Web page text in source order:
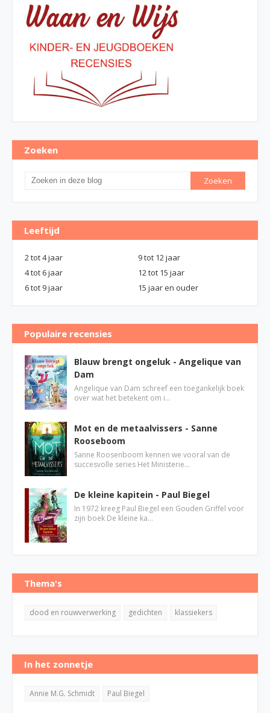
Zoeken
Leeftijd
2 tot 4 jaar
9 tot 12 jaar
4 tot 6 jaar
12 tot 15 jaar
6 tot 9 jaar
15 jaar en ouder
Populaire recensies
Blauw brengt ongeluk - Angelique van
Dam
Angelique van Dam schreef een toegankelijk boek
over wat het betekent om i…
Mot en de metaalvissers - Sanne
Rooseboom
Sanne Roosenboom kennen we vooral van de
succesvolle series Het Ministerie…
De kleine kapitein - Paul Biegel
In 1972 kreeg Paul Biegel een Gouden Griffel voor
zijn boek De kleine ka…
Thema's
dood en rouwverwerking gedichten klassiekers
In het zonnetje
Annie M.G. Schmidt Paul Biegel